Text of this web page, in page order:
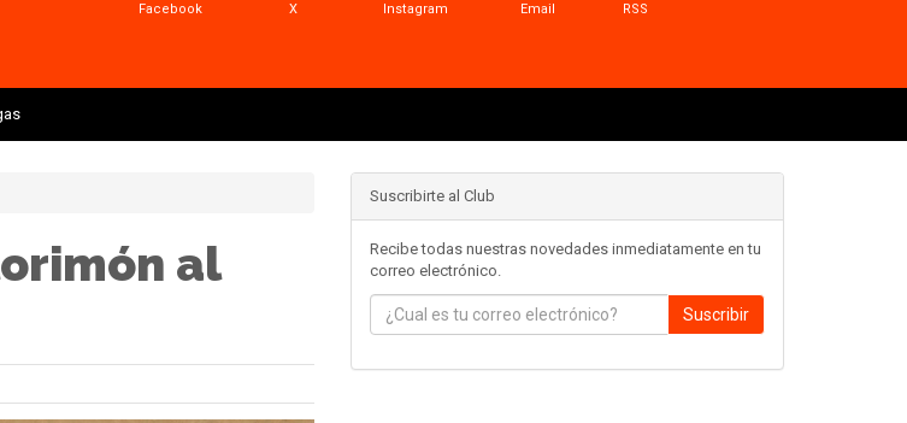
Facebook X Instagram Email RSS
al
Suscribirte al Club
Recibe todas nuestras novedades inmediatamente en tu
correo electrónico.
Suscribir